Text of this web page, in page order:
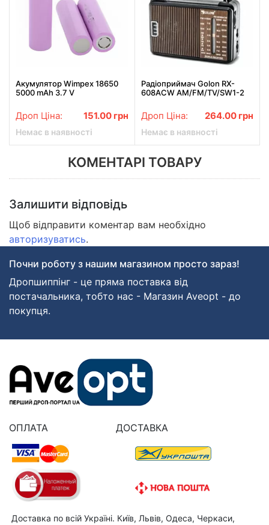
Акумулятор Wimpex 18650
5000 mAh 3.7 V
Дроп Ціна: 151.00 грн
Немає в наявності
Радіоприймач Golon RX-
608ACW AM/FM/TV/SW1-2
Дроп Ціна: 264.00 грн
Немає в наявності
КОМЕНТАРІ ТОВАРУ
Залишити відповідь
Щоб відправити коментар вам необхідно
авторизуватись.
Почни роботу з нашим магазином просто зараз!
Дропшиппінг - це пряма поставка від
постачальника, тобто нас - Магазин Aveopt - до
покупця.
ОПЛАТА ДОСТАВКА
Доставка по всій Україні. Київ, Львів, Одеса, Черкаси,